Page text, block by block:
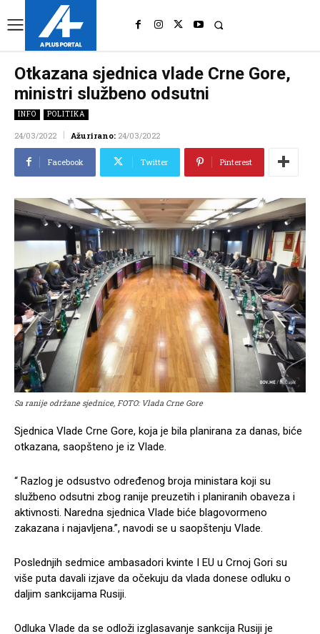
Otkazana sjednica vlade Crne Gore,
ministri službeno odsutni
INFO POLITIKA
24/03/2022 Ažurirano: 24/03/2022
Facebook Twitter Pinterest
Sa ranije održane sjednice, FOTO: Vlada Crne Gore
Sjednica Vlade Crne Gore, koja je bila planirana za danas, biće
otkazana, saopšteno je iz Vlade.
“ Razlog je odsustvo određenog broja ministara koji su
službeno odsutni zbog ranije preuzetih i planiranih obaveza i
aktivnosti. Naredna sjednica Vlade biće blagovormeno
zakazana i najavljena.”, navodi se u saopštenju Vlade.
Poslednjih sedmice ambasadori kvinte I EU u Crnoj Gori su
više puta davali izjave da očekuju da vlada donese odluku o
daljim sankcijama Rusiji.
Odluka Vlade da se odloži izglasavanje sankcija Rusiji je